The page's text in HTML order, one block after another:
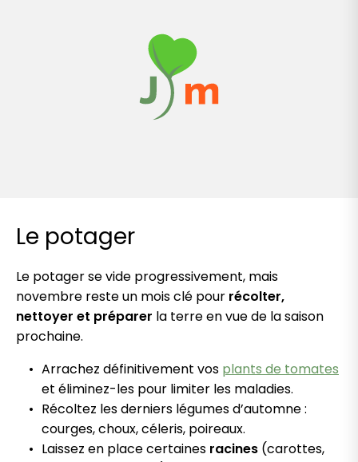
Le potager
Le potager se vide progressivement, mais
novembre reste un mois clé pour récolter,
nettoyer et préparer la terre en vue de la saison
prochaine.
Arrachez définitivement vos plants de tomates
et éliminez-les pour limiter les maladies.
Récoltez les derniers légumes d’automne :
courges, choux, céleris, poireaux.
Laissez en place certaines racines (carottes,